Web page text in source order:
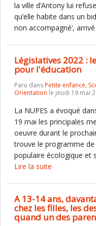
la ville d’Antony lui
qu’elle habite dans un
non accompagné‘,
Législatives 2022 :
pour l'éducation
Paru dansPetite enfance,
Orientation le jeudi 19 mai
La NUPES a évoqué
19 mai les principales
oeuvre durant le
trouve le programme
populaire écologique et
Lire la suite
A 13-14 ans,
chez les filles, les
quand un des